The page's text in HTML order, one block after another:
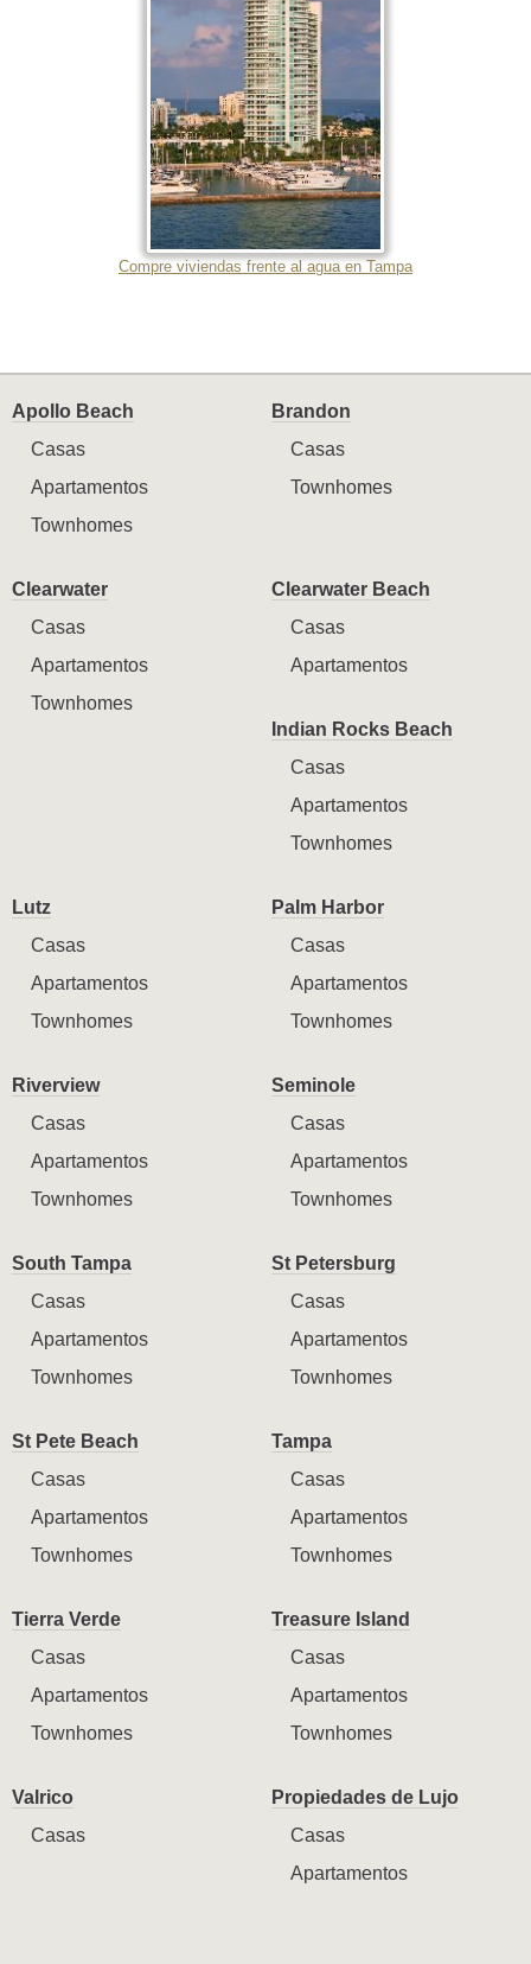
Compre viviendas frente al agua en Tampa
Apollo Beach
Casas
Apartamentos
Townhomes
Brandon
Casas
Townhomes
Clearwater
Casas
Apartamentos
Townhomes
Clearwater Beach
Casas
Apartamentos
Indian Rocks Beach
Casas
Apartamentos
Townhomes
Lutz
Casas
Apartamentos
Townhomes
Palm Harbor
Casas
Apartamentos
Townhomes
Riverview
Casas
Apartamentos
Townhomes
Seminole
Casas
Apartamentos
Townhomes
South Tampa
Casas
Apartamentos
Townhomes
St Petersburg
Casas
Apartamentos
Townhomes
St Pete Beach
Casas
Apartamentos
Townhomes
Tampa
Casas
Apartamentos
Townhomes
Tierra Verde
Casas
Apartamentos
Townhomes
Treasure Island
Casas
Apartamentos
Townhomes
Valrico
Casas
Propiedades de Lujo
Casas
Apartamentos